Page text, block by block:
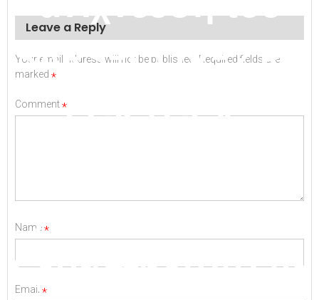
SARS-COV-2 RT
PCR (CPV :
Αντιδραστήρια
Εργαστηρίων) με
Leave a Reply
Your email address will not be published.
Required fields are
marked *
Comment*
Name*
Email *